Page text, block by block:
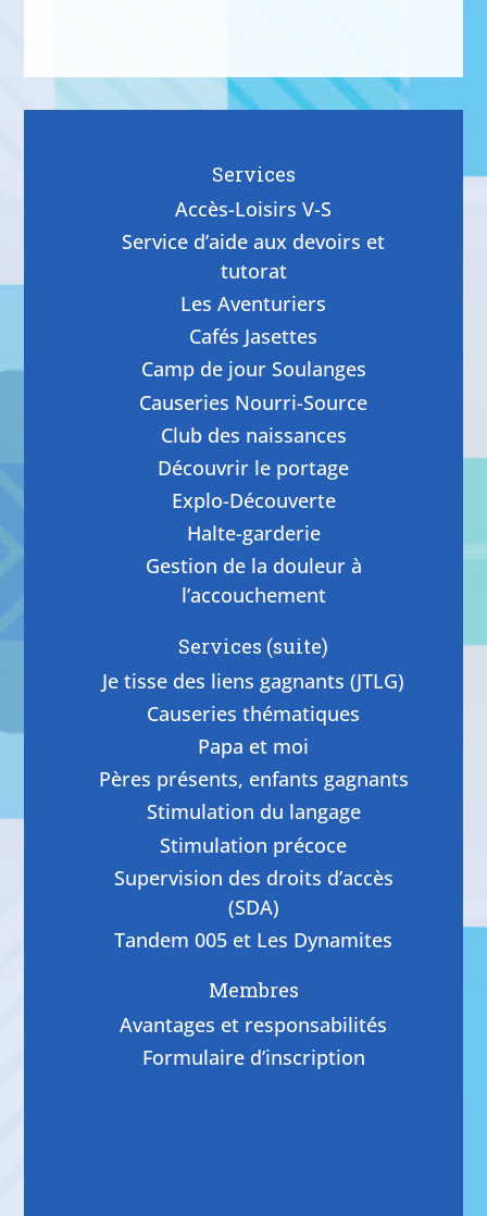
Services
Accès-Loisirs V-S
Service d’aide aux devoirs et
tutorat
Les Aventuriers
Cafés Jasettes
Camp de jour Soulanges
Causeries Nourri-Source
Club des naissances
Découvrir le portage
Explo-Découverte
Halte-garderie
Gestion de la douleur à
l’accouchement
Services (suite)
Je tisse des liens gagnants (JTLG)
Causeries thématiques
Papa et moi
Pères présents, enfants gagnants
Stimulation du langage
Stimulation précoce
Supervision des droits d’accès
(SDA)
Tandem 005 et Les Dynamites
Membres
Avantages et responsabilités
Formulaire d’inscription